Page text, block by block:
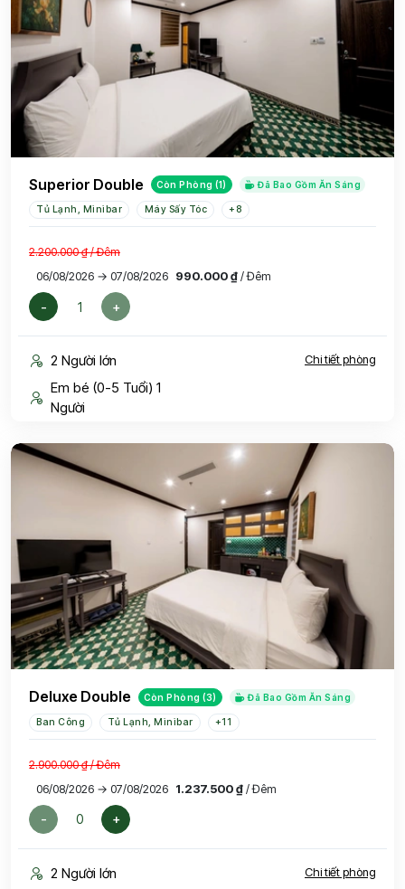
Superior Double Còn Phòng (1) Đã Bao Gồm Ăn Sáng
Tủ Lạnh, Minibar Máy Sấy Tóc +8
2.200.000 ₫/ Đêm
06/08/2026 → 07/08/2026 990.000 ₫ / Đêm
- +
2 Người lớn Chi tiết phòng
Em bé (0-5 Tuổi) 1
Người
Deluxe Double Còn Phòng (3) Đã Bao Gồm Ăn Sáng
Ban Công Tủ Lạnh, Minibar +11
2.900.000 ₫/ Đêm
06/08/2026 → 07/08/2026 1.237.500 ₫ / Đêm
- +
2 Người lớn Chi tiết phòng